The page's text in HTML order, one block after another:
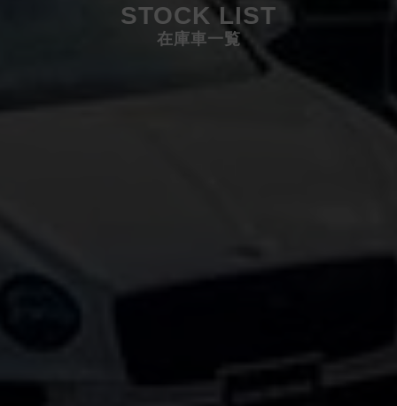
STOCK LIST
在庫車一覧